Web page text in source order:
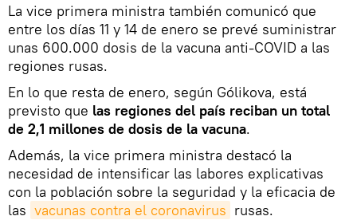
La vice primera ministra también comunicó que
entre los días 11 y 14 de enero se prevé suministrar
unas 600.000 dosis de la vacuna anti-COVID a las
regiones rusas.
En lo que resta de enero, según Gólikova, está
previsto que las regiones del país reciban un total
de 2,1 millones de dosis de la vacuna.
Además, la vice primera ministra destacó la
necesidad de intensificar las labores explicativas
con la población sobre la seguridad y la eficacia de
las vacunas contra el coronavirus rusas.